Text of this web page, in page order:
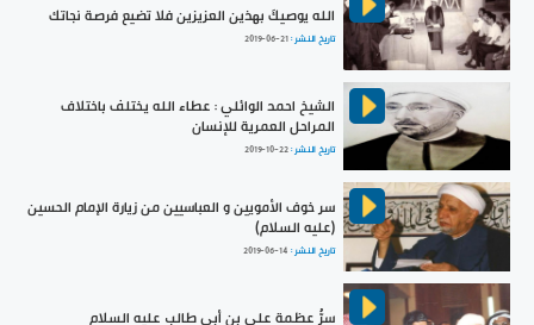
الله يوصيكَ بهذين العزيزين فلا تضيع فرصة نجاتك
تاريخ النشر :2019-06-21
الشيخ احمد الوائلي : عطاء الله يختلف باختلاف
المراحل العمرية للإنسان
تاريخ النشر :2019-10-22
سر خوف الأمويين و العباسيين من زيارة الإمام الحسين
(عليه السلام)
تاريخ النشر : 2019-06-14
سرُّ عظمة علي بن أبي طالب عليه السلام